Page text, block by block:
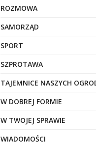
ROZMOWA
SAMORZĄD
SPORT
SZPROTAWA
TAJEMNICE NASZYCH
W DOBREJ FORMIE
W TWOJEJ SPRAWIE
WIADOMOŚCI